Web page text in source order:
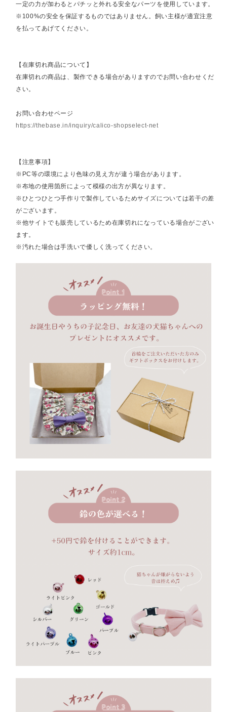
一定の力が加わるとパチッと外れる安全なパーツを使用しています。
※100%の安全を保証するものではありません。飼い主様が適宜注意
を払ってあげてください。
【在庫切れ商品について】
在庫切れの商品は、製作できる場合がありますのでお問い合わせくだ
さい。
お問い合わせページ
https://thebase.in/inquiry/calico-shopselect-net
【注意事項】
※PC等の環境により色味の見え方が違う場合があります。
※布地の使用箇所によって模様の出方が異なります。
※ひとつひとつ手作りで製作しているためサイズについては若干の差
がございます。
※他サイトでも販売しているため在庫切れになっている場合がござい
ます。
※汚れた場合は手洗いで優しく洗ってください。